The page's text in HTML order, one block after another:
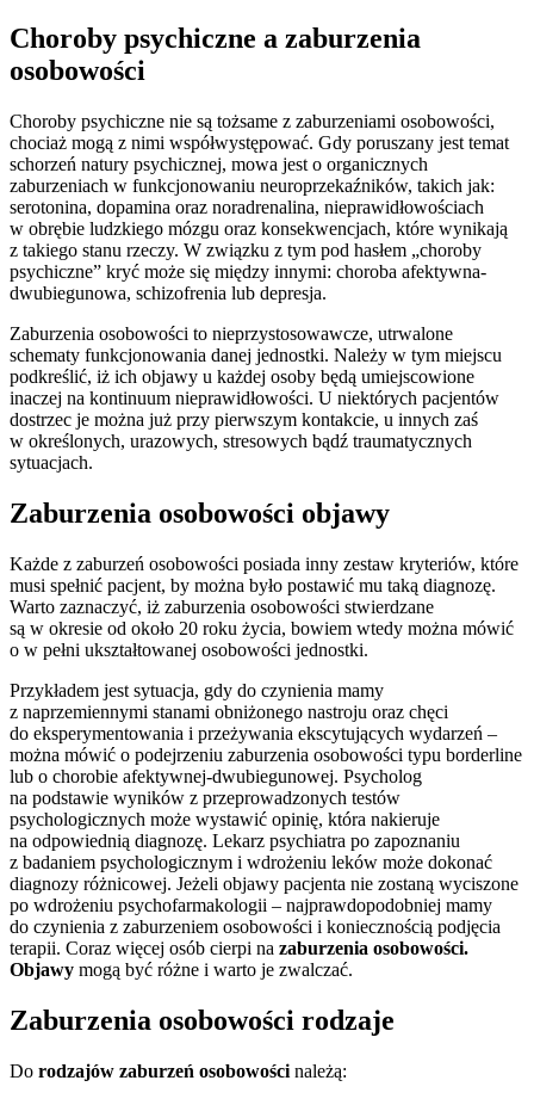
Choroby psychiczne a zaburzenia
osobowości
Choroby psychiczne nie są tożsame z zaburzeniami osobowości,
chociaż mogą z nimi współwystępować. Gdy poruszany jest temat
schorzeń natury psychicznej, mowa jest o organicznych
zaburzeniach w funkcjonowaniu neuroprzekaźników, takich jak:
serotonina, dopamina oraz noradrenalina, nieprawidłowościach
w obrębie ludzkiego mózgu oraz konsekwencjach, które wynikają
z takiego stanu rzeczy. W związku z tym pod hasłem „choroby
psychiczne” kryć może się między innymi: choroba afektywna-
dwubiegunowa, schizofrenia lub depresja.
Zaburzenia osobowości to nieprzystosowawcze, utrwalone
schematy funkcjonowania danej jednostki. Należy w tym miejscu
podkreślić, iż ich objawy u każdej osoby będą umiejscowione
inaczej na kontinuum nieprawidłowości. U niektórych pacjentów
dostrzec je można już przy pierwszym kontakcie, u innych zaś
w określonych, urazowych, stresowych bądź traumatycznych
sytuacjach.
Zaburzenia osobowości objawy
Każde z zaburzeń osobowości posiada inny zestaw kryteriów, które
musi spełnić pacjent, by można było postawić mu taką diagnozę.
Warto zaznaczyć, iż zaburzenia osobowości stwierdzane
są w okresie od około 20 roku życia, bowiem wtedy można mówić
o w pełni ukształtowanej osobowości jednostki.
Przykładem jest sytuacja, gdy do czynienia mamy
z naprzemiennymi stanami obniżonego nastroju oraz chęci
do eksperymentowania i przeżywania ekscytujących wydarzeń –
można mówić o podejrzeniu zaburzenia osobowości typu borderline
lub o chorobie afektywnej-dwubiegunowej. Psycholog
na podstawie wyników z przeprowadzonych testów
psychologicznych może wystawić opinię, która nakieruje
na odpowiednią diagnozę. Lekarz psychiatra po zapoznaniu
z badaniem psychologicznym i wdrożeniu leków może dokonać
diagnozy różnicowej. Jeżeli objawy pacjenta nie zostaną wyciszone
po wdrożeniu psychofarmakologii – najprawdopodobniej mamy
do czynienia z zaburzeniem osobowości i koniecznością podjęcia
terapii. Coraz więcej osób cierpi na zaburzenia osobowości.
Objawy mogą być różne i warto je zwalczać.
Zaburzenia osobowości rodzaje
Do rodzajów zaburzeń osobowości należą: